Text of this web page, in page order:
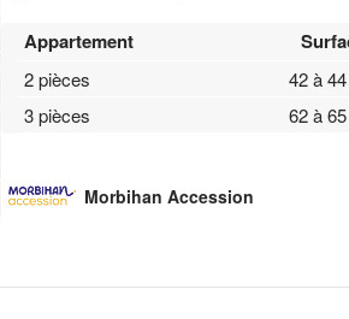
Appartement
2 pièces 42 à
3 pièces 62 à
Morbihan Accession